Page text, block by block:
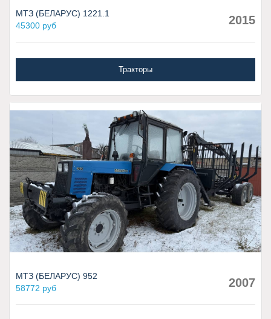
МТЗ (БЕЛАРУС) 1221.1
45300 руб
2015
Тракторы
МТЗ (БЕЛАРУС) 952
58772 руб
2007